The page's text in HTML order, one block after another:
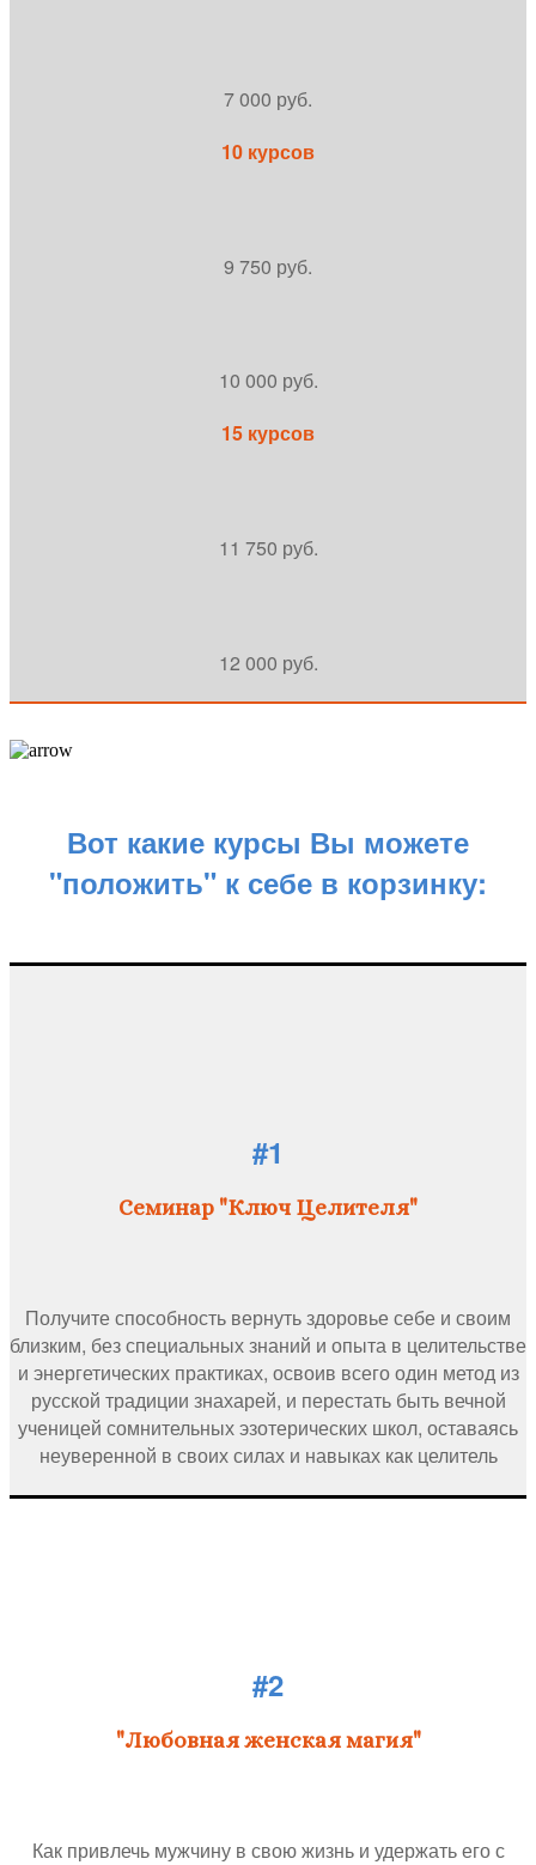
7 000 руб.
10 курсов
9 750 руб.
10 000 руб.
15 курсов
11 750 руб.
12 000 руб.
Вот какие курсы Вы можете
"положить" к себе в корзинку:
#1
Семинар "Ключ Целителя"
Получите способность вернуть здоровье себе и своим
близким, без специальных знаний и опыта в целительстве
и энергетических практиках, освоив всего один метод из
русской традиции знахарей, и перестать быть вечной
ученицей сомнительных эзотерических школ, оставаясь
неуверенной в своих силах и навыках как целитель
#2
"Любовная женская магия"
Как привлечь мужчину в свою жизнь и удержать его с